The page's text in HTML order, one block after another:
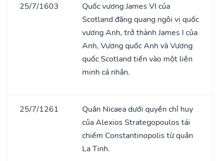
25/7/1603
Quốc vương James VI của
Scotland đăng quang ngôi vị quốc
vương Anh, trở thành James I của
Anh, Vương quốc Anh và Vương
quốc Scotland tiến vào một liên
minh cá nhân.
25/7/1261
Quân Nicaea dưới quyền chỉ huy
của Alexios Strategopoulos tái
chiếm Constantinopolis từ quân
La Tinh.